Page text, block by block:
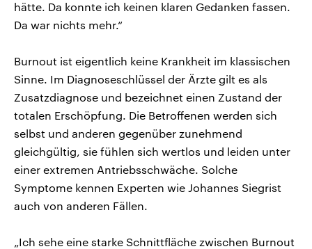
hätte. Da konnte ich keinen klaren Gedanken fassen.
Da war nichts mehr.“
Burnout ist eigentlich keine Krankheit im klassischen
Sinne. Im Diagnoseschlüssel der Ärzte gilt es als
Zusatzdiagnose und bezeichnet einen Zustand der
totalen Erschöpfung. Die Betroffenen werden sich
selbst und anderen gegenüber zunehmend
gleichgültig, sie fühlen sich wertlos und leiden unter
einer extremen Antriebsschwäche. Solche
Symptome kennen Experten wie Johannes Siegrist
auch von anderen Fällen.
„Ich sehe eine starke Schnittfläche zwischen Burnout